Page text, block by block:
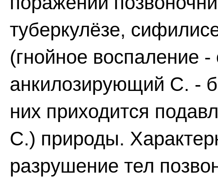
туберкулёзе,
(гнойное воспаление
анкилозирующий С. -
них приходится
С.) природы.
разрушение тел